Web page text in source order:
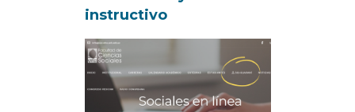
instructivo